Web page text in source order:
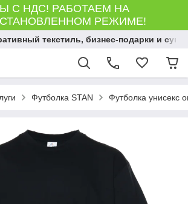
С НДС! РАБОТАЕМ НА
РЕЖИМЕ!
текстиль, бизнес-подарки и
Футболка STAN Футболка унисекс